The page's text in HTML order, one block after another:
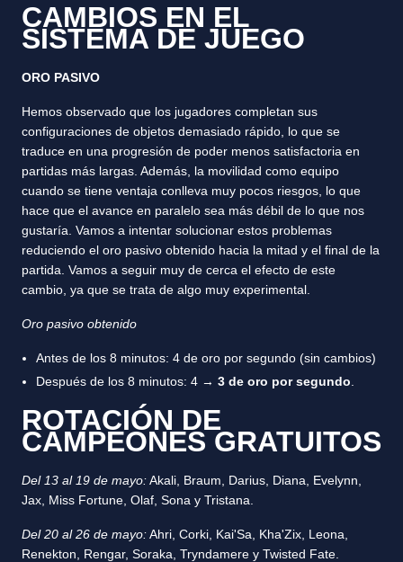
CAMBIOS EN EL
SISTEMA DE JUEGO
ORO PASIVO
Hemos observado que los jugadores completan sus
configuraciones de objetos demasiado rápido, lo que se
traduce en una progresión de poder menos satisfactoria en
partidas más largas. Además, la movilidad como equipo
cuando se tiene ventaja conlleva muy pocos riesgos, lo que
hace que el avance en paralelo sea más débil de lo que nos
gustaría. Vamos a intentar solucionar estos problemas
reduciendo el oro pasivo obtenido hacia la mitad y el final de la
partida. Vamos a seguir muy de cerca el efecto de este
cambio, ya que se trata de algo muy experimental.
Oro pasivo obtenido
Antes de los 8 minutos: 4 de oro por segundo (sin cambios)
Después de los 8 minutos: 4 → 3 de oro por segundo
ROTACIÓN DE
CAMPEONES GRATUITOS
Del 13 al 19 de mayo:Akali, Braum, Darius, Diana, Evelynn,
Jax, Miss Fortune, Olaf, Sona y Tristana.
Del 20 al 26 de mayo:Ahri, Corki, Kai'Sa, Kha'Zix, Leona,
Renekton, Rengar, Soraka, Tryndamere y Twisted Fate.